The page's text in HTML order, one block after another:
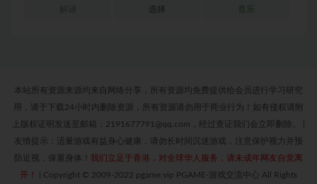
选择 音乐
本站所有资源来源均来自网络分享，所有资源均免费提供给会员进行学习研究
用，请于下载24小时内删除资源，所有资源请勿用于商业行为！如有侵权请附
上版权证明发送至邮箱：2191677791@qq.com，经过查证我们会立即删除。
友情提示：适量游戏有益身心健康，请勿长时间沉迷游戏，注意保护视力并预
防近视，保重身体！ 我们立足于香港，对全球华人服务，请未成年网友自觉离
开！
Copyright © 2009-2022 pgame.vip PGAME-游戏交流中心 All Rights